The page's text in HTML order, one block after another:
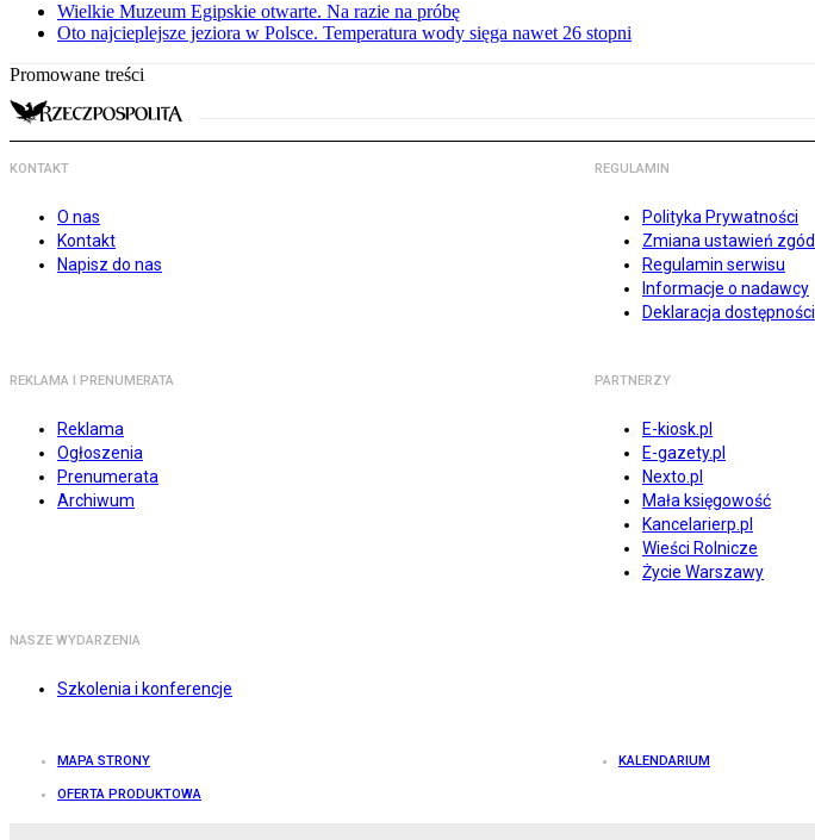
Wielkie Muzeum Egipskie otwarte. Na razie na próbę
Oto najcieplejsze jeziora w Polsce. Temperatura wody sięga nawet 26 stopni
Promowane treści
KONTAKT
O nas
Kontakt
Napisz do nas
REGULAMIN
Polityka Prywatności
Zmiana ustawień zgód
Regulamin serwisu
Informacje o nadawcy
Deklaracja dostępności
REKLAMA I PRENUMERATA
Reklama
Ogłoszenia
Prenumerata
Archiwum
PARTNERZY
E-kiosk.pl
E-gazety.pl
Nexto.pl
Mała księgowość
Kancelarierp.pl
Wieści Rolnicze
Życie Warszawy
NASZE WYDARZENIA
Szkolenia i konferencje
MAPA STRONY KALENDARIUM
OFERTA PRODUKTOWA